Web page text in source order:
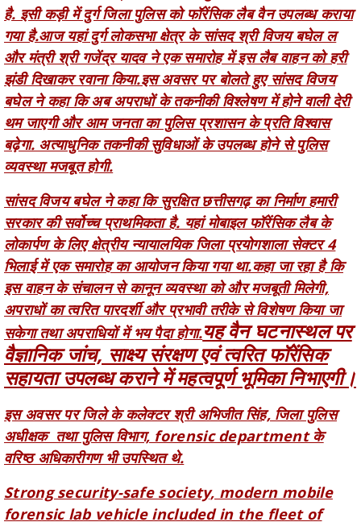
और मंत्री श्री गजेंद्र यादव ने एक समारोह में इस लैब वाहन को हरी
झंडी दिखाकर रवाना किया.इस अवसर पर बोलते हुए सांसद विजय
बघेल ने कहा कि अब अपराधों के तकनीकी विश्लेषण में होने वाली देरी
थम जाएगी और आम जनता का पुलिस प्रशासन के प्रति विश्वास
बढ़ेगा. अत्याधुनिक तकनीकी सुविधाओं के उपलब्ध होने से पुलिस
व्यवस्था मजबूत होगी.
सांसद विजय बघेल ने कहा कि सुरक्षित छत्तीसगढ़ का निर्माण हमारी
सरकार की सर्वोच्च प्राथमिकता है. यहां मोबाइल फॉरेंसिक लैब के
लोकार्पण के लिए क्षेत्रीय न्यायालयिक जिला प्रयोगशाला सेक्टर 4
भिलाई में एक समारोह का आयोजन किया गया था.कहा जा रहा है कि
इस वाहन के संचालन से कानून व्यवस्था को और मजबूती मिलेगी,
अपराधों का त्वरित पारदर्शी और प्रभावी तरीके से विशेषण किया जा
सकेगा तथा अपराधियों में भय पैदा होगा.यह वैन घटनास्थल पर
वैज्ञानिक जांच, साक्ष्य संरक्षण एवं त्वरित फॉरेंसिक
सहायता उपलब्ध कराने में महत्वपूर्ण भूमिका निभाएगी।
इस अवसर पर जिले के कलेक्टर श्री अभिजीत सिंह, जिला पुलिस
अधीक्षक तथा पुलिस विभाग, forensic department के
वरिष्ठ अधिकारीगण भी उपस्थित थे.
Strong security-safe society, modern mobile
forensic lab vehicle included in the fleet of
Durg District Police, in a ceremony, MP Vijay
Baghel and Minister Gajendra Yadav flagged